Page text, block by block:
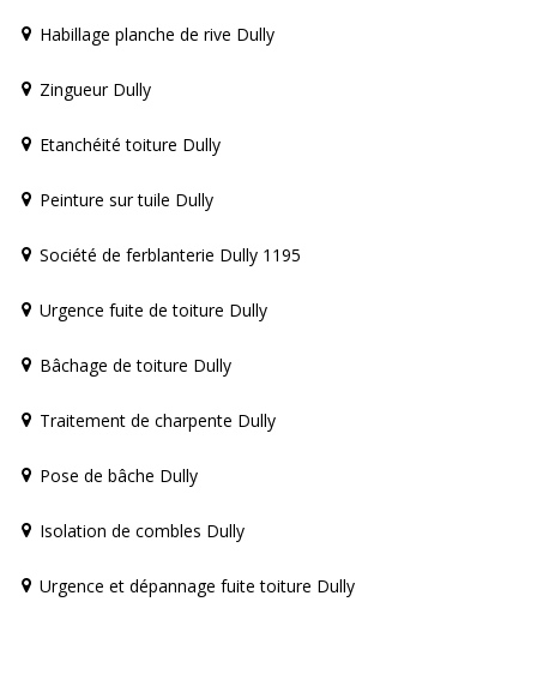
Habillage planche de rive Dully
Zingueur Dully
Etanchéité toiture Dully
Peinture sur tuile Dully
Société de ferblanterie Dully 1195
Urgence fuite de toiture Dully
Bâchage de toiture Dully
Traitement de charpente Dully
Pose de bâche Dully
Isolation de combles Dully
Urgence et dépannage fuite toiture Dully